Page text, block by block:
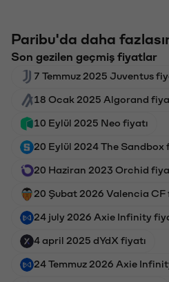
Paribu'da daha
Son gezilen geçmiş fiyatlar
7 Temmuz 2025 Juventus
18 Ocak 2025 Algorand
10 Eylül 2025 Neo fiyatı
20 Eylül 2024 The Sandbox
20 Haziran 2023 Orchid
20 Şubat 2026 Valencia CF
24 july 2026 Axie Infinity
4 april 2025 dYdX fiyatı
24 Temmuz 2026 Axie